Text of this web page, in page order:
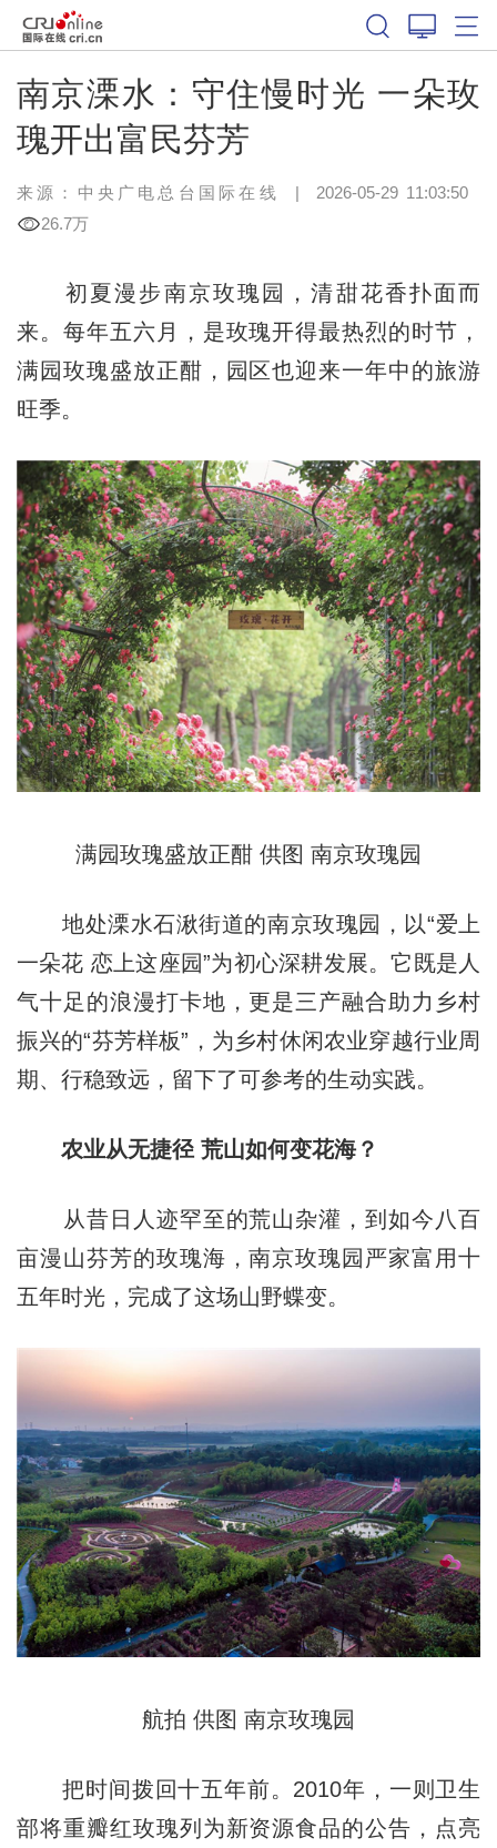
南京溧水：守住慢时光 一朵玫
瑰开出富民芬芳
来源：中央广电总台国际在线 | 2026-05-29 11:03:50
26.7万
初夏漫步南京玫瑰园，清甜花香扑面而
来。每年五六月，是玫瑰开得最热烈的时节，
满园玫瑰盛放正酣，园区也迎来一年中的旅游
旺季。
满园玫瑰盛放正酣 供图 南京玫瑰园
地处溧水石湫街道的南京玫瑰园，以“爱上
一朵花 恋上这座园”为初心深耕发展。它既是人
气十足的浪漫打卡地，更是三产融合助力乡村
振兴的“芬芳样板”，为乡村休闲农业穿越行业周
期、行稳致远，留下了可参考的生动实践。
农业从无捷径 荒山如何变花海？
从昔日人迹罕至的荒山杂灌，到如今八百
亩漫山芬芳的玫瑰海，南京玫瑰园严家富用十
五年时光，完成了这场山野蝶变。
航拍 供图 南京玫瑰园
把时间拨回十五年前。2010年，一则卫生
部将重瓣红玫瑰列为新资源食品的公告，点亮